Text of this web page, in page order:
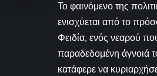
Το φαινόμενο της
ενισχύεται από το
Φειδία, ενός νεαρού
παραδεδομένη άγνοιά
κατάφερε να